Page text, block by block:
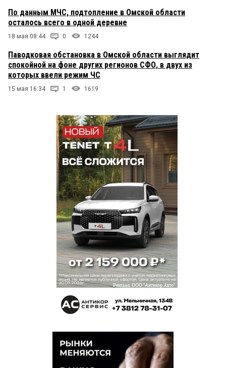
По данным МЧС, подтопление в Омской области
осталось всего в одной деревне
18 мая 08:44 0 1244
Паводковая обстановка в Омской области выглядит
спокойной на фоне других регионов СФО, в двух из
которых ввели режим ЧС
15 мая 16:34 1 1619